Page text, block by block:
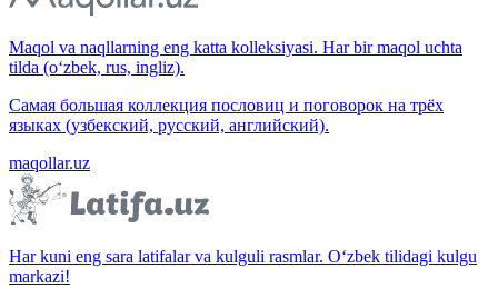
Maqol va naqllarning eng katta kolleksiyasi. Har bir maqol uchta
tilda (o‘zbek, rus, ingliz).
Самая большая коллекция пословиц и поговорок на трёх
языках (узбекский, русский, английский).
maqollar.uz
Har kuni eng sara latifalar va kulguli rasmlar. O‘zbek tilidagi kulgu
markazi!